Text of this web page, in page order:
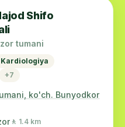
Shifo
tumani
Kardiologiya
+7
ko'ch. Bunyodkor
🚶 1.4 km